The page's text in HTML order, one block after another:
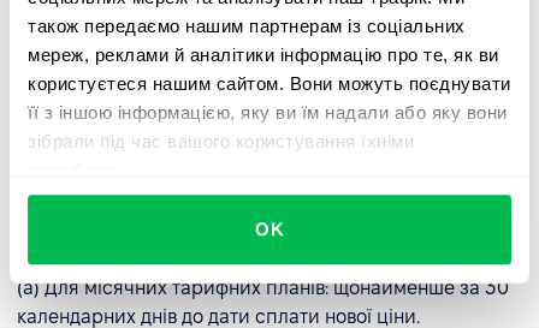
також передаємо нашим партнерам із соціальних
мереж, реклами й аналітики інформацію про те, як ви
користуєтеся нашим сайтом. Вони можуть поєднувати
її з іншою інформацією, яку ви їм надали або яку вони
зібрали під час вашого користування їхніми
OK
(a) За умови письмового повідомлення Клієнта з
наданням Клієнту 14-денного строку (після останнього
дня строку сплати) для здійснення повної оплати
згідно з рахунком-фактурою.
попереднього інформування Клієнта:
(а) Для місячних тарифних планів: щонайменше за 30
календарних днів до дати сплати нової ціни.